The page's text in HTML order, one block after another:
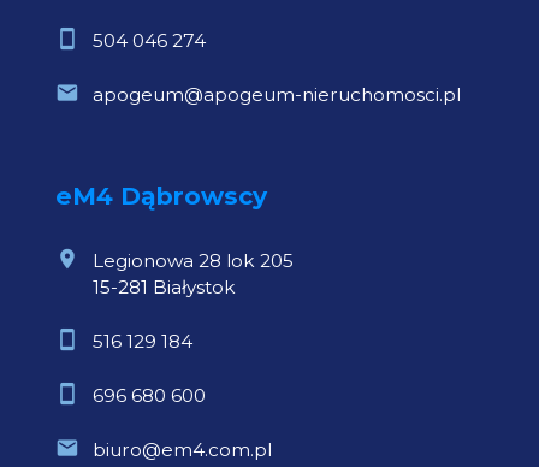
504 046 274
apogeum@apogeum-nieruchomosci.pl
eM4 Dąbrowscy
Legionowa 28 lok 205
15-281 Białystok
516 129 184
696 680 600
biuro@em4.com.pl